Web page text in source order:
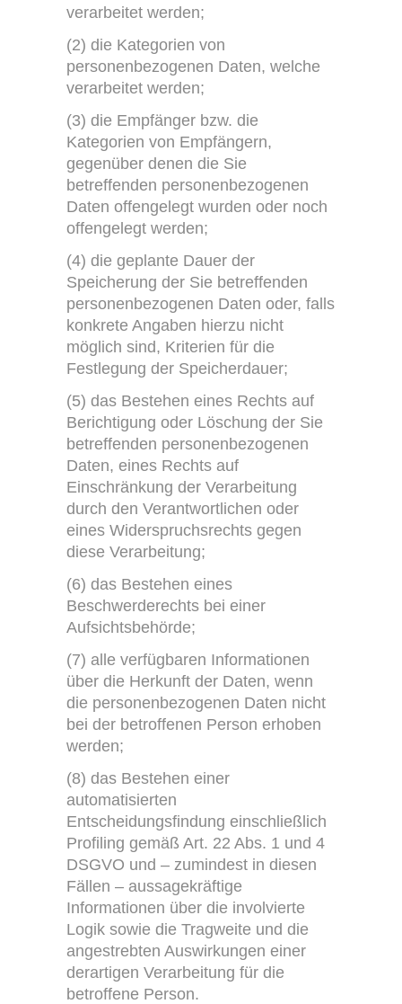
verarbeitet werden;
(2) die Kategorien von
personenbezogenen Daten, welche
verarbeitet werden;
(3) die Empfänger bzw. die
Kategorien von Empfängern,
gegenüber denen die Sie
betreffenden personenbezogenen
Daten offengelegt wurden oder noch
offengelegt werden;
(4) die geplante Dauer der
Speicherung der Sie betreffenden
personenbezogenen Daten oder, falls
konkrete Angaben hierzu nicht
möglich sind, Kriterien für die
Festlegung der Speicherdauer;
(5) das Bestehen eines Rechts auf
Berichtigung oder Löschung der Sie
betreffenden personenbezogenen
Daten, eines Rechts auf
Einschränkung der Verarbeitung
durch den Verantwortlichen oder
eines Widerspruchsrechts gegen
diese Verarbeitung;
(6) das Bestehen eines
Beschwerderechts bei einer
Aufsichtsbehörde;
(7) alle verfügbaren Informationen
über die Herkunft der Daten, wenn
die personenbezogenen Daten nicht
bei der betroffenen Person erhoben
werden;
(8) das Bestehen einer
automatisierten
Entscheidungsfindung einschließlich
Profiling gemäß Art. 22 Abs. 1 und 4
DSGVO und – zumindest in diesen
Fällen – aussagekräftige
Informationen über die involvierte
Logik sowie die Tragweite und die
angestrebten Auswirkungen einer
derartigen Verarbeitung für die
betroffene Person.